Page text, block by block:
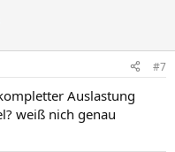
#7
Auslastung
weiß nich genau